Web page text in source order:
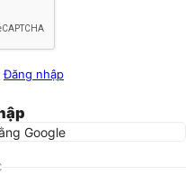
Đăng nhập
Google